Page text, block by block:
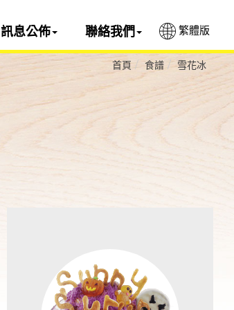
繁體版
訊息公佈 聯絡我們
首頁 食譜 雪花冰